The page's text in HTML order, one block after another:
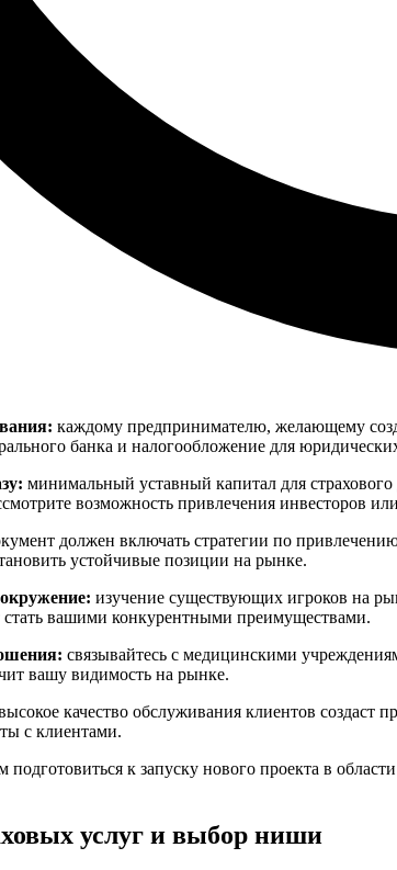
каждому предпринимателю, желающему
банка и налогообложение для
минимальный уставный капитал для страхового
возможность привлечения инвесторов
должен включать стратегии по
устойчивые позиции на рынке.
изучение существующих игроков на
вашими конкурентными преимуществами.
связывайтесь с медицинскими
вашу видимость на рынке.
качество обслуживания клиентов
с клиентами.
к запуску нового проекта в
услуг и выбор ниши